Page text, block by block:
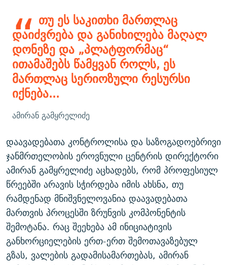
თუ ეს საკითხი მართლაც
დაიძვრება და განიხილება მაღალ
დონეზე და „პლატფორმაც“
ითამაშებს წამყვან როლს, ეს
მართლაც სერიოზული რესურსი
იქნება...
ამირან გამყრელიძე
დაავადებათა კონტროლისა და საზოგადოებრივი
ჯანმრთელობის ეროვნული ცენტრის დირექტორი
ამირან გამყრელიძე აცხადებს, რომ პროფესიულ
წრეებში არავის სჭირდება იმის ახსნა, თუ
რამდენად მნიშვნელოვანია დაავადებათა
მართვის პროცესში ზრუნვის კომპონენტის
შემოტანა. რაც შეეხება ამ ინიციატივის
განხორციელების ერთ-ერთ შემოთავაზებულ
გზას, ვალების გადამისამართებას, ამირან